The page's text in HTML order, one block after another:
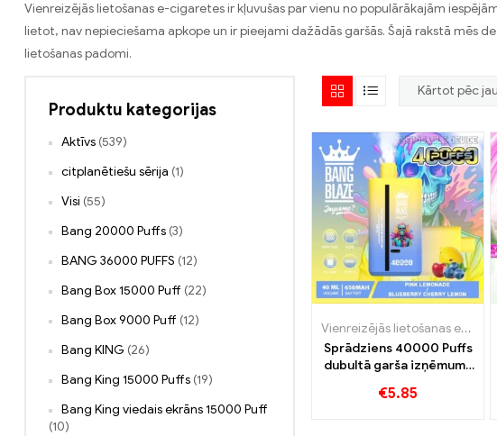
Vienreizējās lietošanas e-cigaretes ir kļuvušas par vienu no populārākajām
lietot, nav nepieciešama apkope un ir pieejami dažādās garšās. Šajā rakstā mēs
lietošanas padomi.
Vienreizējās lietošanas e-cigarete ar nikotīnu
Sprādziens 40000 Puffs
dubultā garša izņēmuma
€5.85
Produktu kategorijas
Aktīvs (539)
citplanētiešu sērija (1)
Visi (55)
Bang 20000 Puffs (3)
BANG 36000 PUFFS (12)
Bang Box 15000 Puff (22)
Bang Box 9000 Puff (12)
Bang KING (26)
Bang King 15000 Puffs (19)
Bang King viedais ekrāns 15000 Puff
(10)